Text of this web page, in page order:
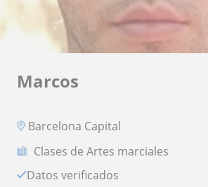
Marcos
Barcelona Capital
Clases de Artes marciales
Datos verificados